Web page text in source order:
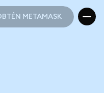
METAMASK